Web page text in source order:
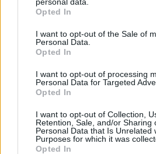
grant or deny consent to Google and
use your data for below specified
consent section.
Opted In
I want to opt-out of the Sale of
Personal Data.
Opted In
I want to opt-out of processing
Personal Data for Targeted
Opted In
I want to opt-out of Collection,
Retention, Sale, and/or Sharing
Personal Data that Is Unrelated
Purposes for which it was
Opted In
Share this
Ξέρεις να
ενός κρασιού;